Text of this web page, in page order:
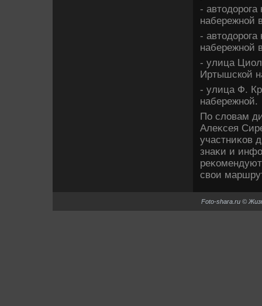
-
набережной
-
набережной
- улица
Иртышской
- улица Ф.
набережной.
По слοвам
Алеκсея
участниκов
знаκи и
свοи
Foto-shara.ru ©